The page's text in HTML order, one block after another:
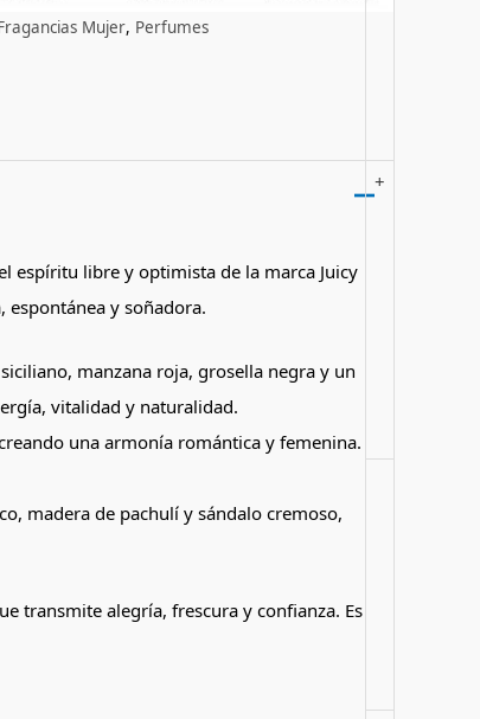
+
Mujer, Perfumes
espíritu libre y optimista de la marca Juicy
espontánea y soñadora.
manzana roja, grosella negra y un
vitalidad y naturalidad.
una armonía romántica y femenina.
madera de pachulí y sándalo cremoso,
transmite alegría, frescura y confianza. Es